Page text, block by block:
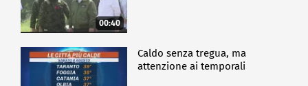
00:40
Caldo senza tregua, ma
attenzione ai temporali